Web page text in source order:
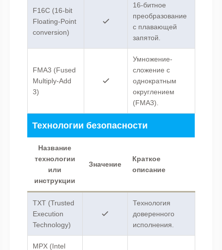
F16C (16-bit
Floating-Point
conversion)
16-битное
преобразование
с плавающей
запятой.
FMA3 (Fused
Multiply-Add
3)
Умножение-
сложение с
однократным
округлением
(FMA3).
Технологии безопасности
Название
технологии
или
инструкции
Значение
Краткое
описание
TXT (Trusted
Execution
Technology)
Технология
доверенного
исполнения.
MPX (Intel